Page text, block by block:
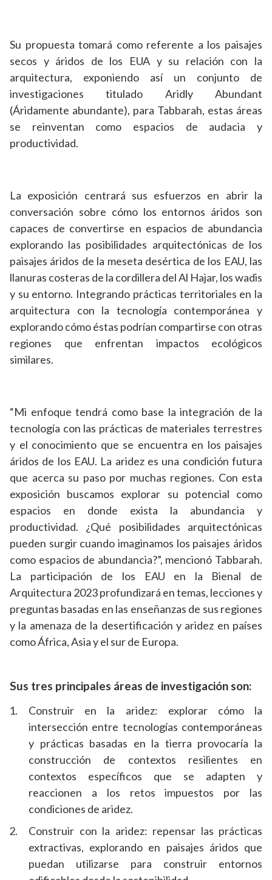
Su propuesta tomará como referente a los paisajes
secos y áridos de los EUA y su relación con la
arquitectura, exponiendo así un conjunto de
investigaciones titulado Aridly Abundant
(Áridamente abundante), para Tabbarah, estas áreas
se reinventan como espacios de audacia y
productividad.
La exposición centrará sus esfuerzos en abrir la
conversación sobre cómo los entornos áridos son
capaces de convertirse en espacios de abundancia
explorando las posibilidades arquitectónicas de los
paisajes áridos de la meseta desértica de los EAU, las
llanuras costeras de la cordillera del Al Hajar, los wadis
y su entorno. Integrando prácticas territoriales en la
arquitectura con la tecnología contemporánea y
explorando cómo éstas podrían compartirse con otras
regiones que enfrentan impactos ecológicos
similares.
“Mi enfoque tendrá como base la integración de la
tecnología con las prácticas de materiales terrestres
y el conocimiento que se encuentra en los paisajes
áridos de los EAU. La aridez es una condición futura
que acerca su paso por muchas regiones. Con esta
exposición buscamos explorar su potencial como
espacios en donde exista la abundancia y
productividad. ¿Qué posibilidades arquitectónicas
pueden surgir cuando imaginamos los paisajes áridos
como espacios de abundancia?”, mencionó Tabbarah.
La participación de los EAU en la Bienal de
Arquitectura 2023 profundizará en temas, lecciones y
preguntas basadas en las enseñanzas de sus regiones
y la amenaza de la desertificación y aridez en países
como África, Asia y el sur de Europa.
Sus tres principales áreas de investigación son:
Construir en la aridez: explorar cómo la
intersección entre tecnologías contemporáneas
y prácticas basadas en la tierra provocaría la
construcción de contextos resilientes en
contextos específicos que se adapten y
reaccionen a los retos impuestos por las
condiciones de aridez.
Construir con la aridez: repensar las prácticas
extractivas, explorando en paisajes áridos que
puedan utilizarse para construir entornos